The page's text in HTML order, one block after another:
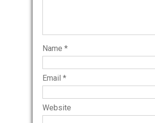
Name *
Email *
Website